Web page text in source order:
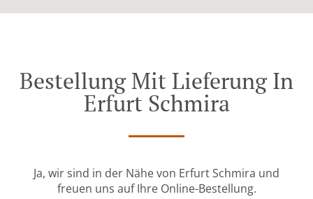
Bestellung Mit Lieferung In
Erfurt Schmira
Ja, wir sind in der Nähe von Erfurt Schmira und
freuen uns auf Ihre Online-Bestellung.